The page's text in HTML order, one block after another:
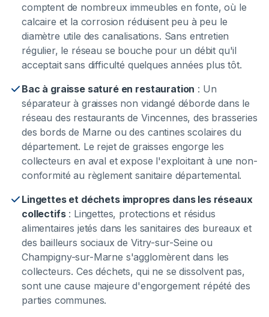
comptent de nombreux immeubles en fonte, où le
calcaire et la corrosion réduisent peu à peu le
diamètre utile des canalisations. Sans entretien
régulier, le réseau se bouche pour un débit qu'il
acceptait sans difficulté quelques années plus tôt.
Bac à graisse saturé en restauration : Un
séparateur à graisses non vidangé déborde dans le
réseau des restaurants de Vincennes, des brasseries
des bords de Marne ou des cantines scolaires du
département. Le rejet de graisses engorge les
collecteurs en aval et expose l'exploitant à une non-
conformité au règlement sanitaire départemental.
Lingettes et déchets impropres dans les réseaux
collectifs: Lingettes, protections et résidus
alimentaires jetés dans les sanitaires des bureaux et
des bailleurs sociaux de Vitry-sur-Seine ou
Champigny-sur-Marne s'agglomèrent dans les
collecteurs. Ces déchets, qui ne se dissolvent pas,
sont une cause majeure d'engorgement répété des
parties communes.